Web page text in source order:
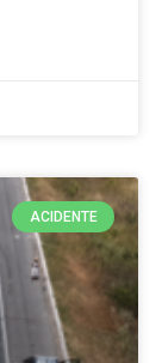
ACIDENTE